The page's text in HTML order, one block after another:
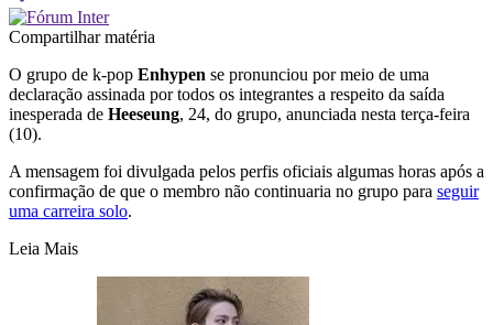
Compartilhar matéria
O grupo de k-pop Enhypen se pronunciou por meio de uma
declaração assinada por todos os integrantes a respeito da saída
inesperada de Heeseung, 24, do grupo, anunciada nesta terça-feira
(10).
A mensagem foi divulgada pelos perfis oficiais algumas horas após a
confirmação de que o membro não continuaria no grupo para seguir
uma carreira solo.
Leia Mais